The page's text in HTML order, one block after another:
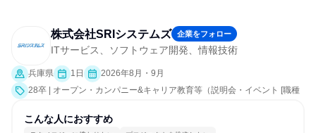
株式会社SRIシステムズ 企業をフォロー
ITサービス、ソフトウェア開発、情報技術
兵庫県 1日
2026年8月・9月
28卒 | オープン・カンパニー&キャリア教育等（説明会・イベント [職種
こんな人におすすめ